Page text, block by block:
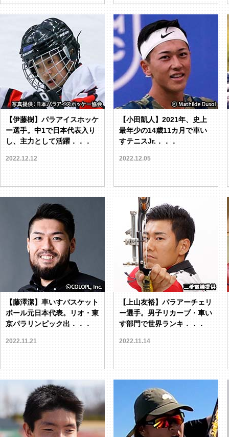
【伊藤樹】パラアイスホッケ
ー選手。中1で日本代表入り
し、主力として活躍．．．
2022.12.12
【小田凱人】2021年、史上
最年少の14歳11カ月で車い
すテニスJr.．．．
2022.12.05
【藤澤潔】車いすバスケット
ボール元日本代表。リオ・東
京パラリンピック出．．．
2022.11.21
【上山友裕】パラアーチェリ
ー選手。男子リカーブ・車い
す部門で世界ランキ．．．
2022.11.14